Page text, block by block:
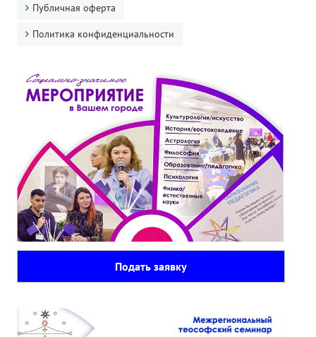
Публичная оферта
Политика конфиденциальности
Подать заявку